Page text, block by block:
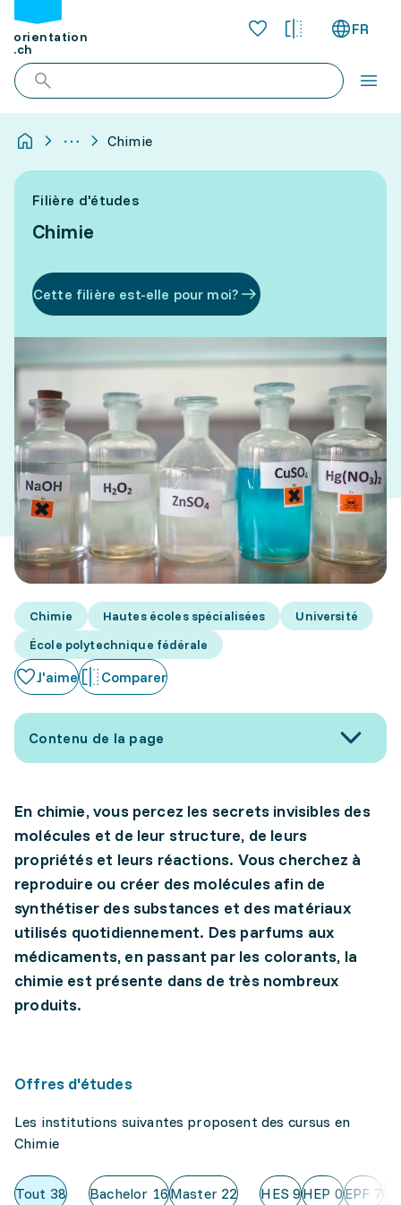
orientation
.ch
FR
Chimie
Filière d'études
Chimie
Cette filière est-elle pour moi?
Chimie Hautes écoles spécialisées
Université
École polytechnique fédérale
J'aime Comparer
Contenu de la page
En chimie, vous percez les secrets invisibles des
molécules et de leur structure, de leurs
propriétés et leurs réactions. Vous cherchez à
reproduire ou créer des molécules afin de
synthétiser des substances et des matériaux
utilisés quotidiennement. Des parfums aux
médicaments, en passant par les colorants, la
chimie est présente dans de très nombreux
produits.
Offres d'études
Les institutions suivantes proposent des cursus en
Chimie
Tout 38 Bachelor 16Master22 HES 9HEP 0EPF 7